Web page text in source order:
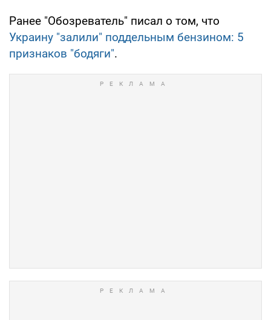
Ранее "Обозреватель" писал о том, что
Украину "залили" поддельным бензином: 5
признаков "бодяги".